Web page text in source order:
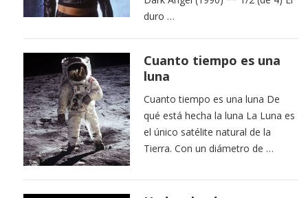
duro …
Cuanto tiempo es una
luna
Cuanto tiempo es una luna De
qué está hecha la luna La Luna es
el único satélite natural de la
Tierra. Con un diámetro de …